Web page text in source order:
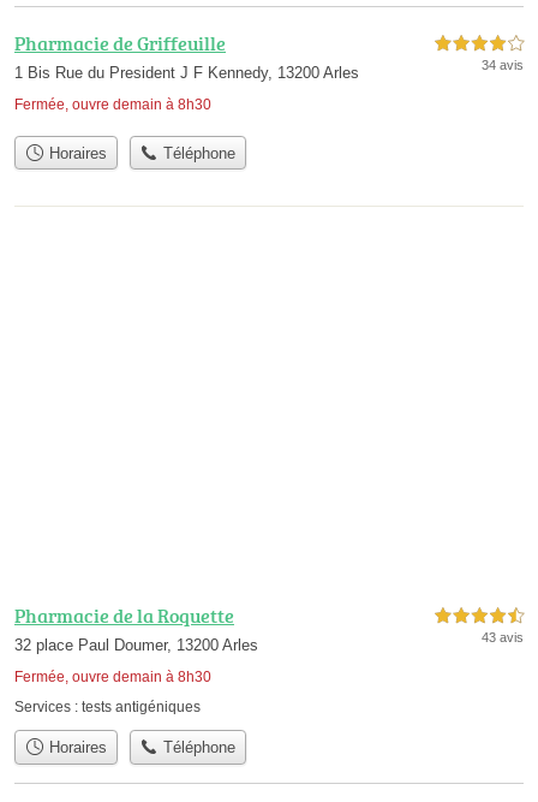
Pharmacie de Griffeuille
1 Bis Rue du President J F Kennedy, 13200 Arles
Fermée, ouvre demain à 8h30
4,0 étoiles sur 5
34 avis
Horaires Téléphone
Pharmacie de la Roquette
32 place Paul Doumer, 13200 Arles
Fermée, ouvre demain à 8h30
4,5 étoiles sur 5
43 avis
Services : tests antigéniques
Horaires Téléphone